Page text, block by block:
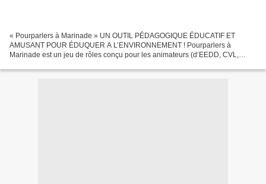
« Pourparlers à Marinade » UN OUTIL PÉDAGOGIQUE ÉDUCATIF ET
AMUSANT POUR ÉDUQUER A L’ENVIRONNEMENT ! Pourparlers à
Marinade est un jeu de rôles conçu pour les animateurs (d’EEDD, CVL,